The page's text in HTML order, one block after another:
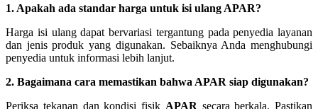
1. Apakah ada standar harga untuk isi ulang APAR?
Harga isi ulang dapat bervariasi tergantung pada penyedia layanan
dan jenis produk yang digunakan. Sebaiknya Anda menghubungi
penyedia untuk informasi lebih lanjut.
2. Bagaimana cara memastikan bahwa APAR siap digunakan?
Periksa tekanan dan kondisi fisik APAR secara berkala. Pastikan